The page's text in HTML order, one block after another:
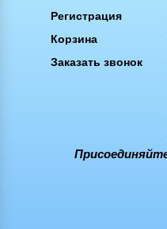
Регистрация
Корзина
Заказать звонок